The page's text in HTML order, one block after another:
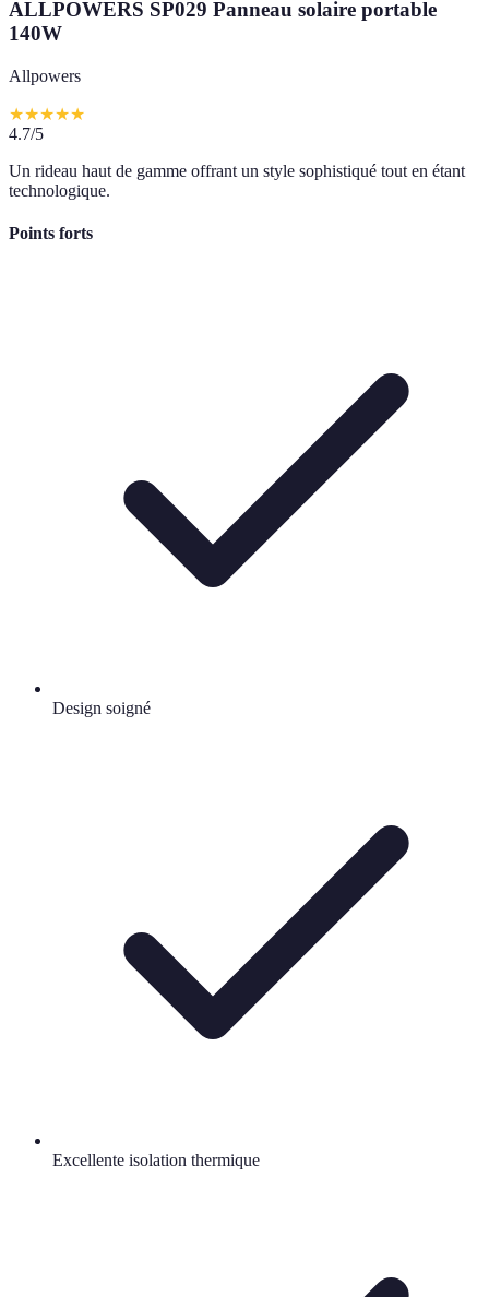
ALLPOWERS SP029 Panneau solaire portable
140W
Allpowers
★★★★★
4.7/5
Un rideau haut de gamme offrant un style sophistiqué tout en étant
technologique.
Points forts
Design soigné
Excellente isolation thermique